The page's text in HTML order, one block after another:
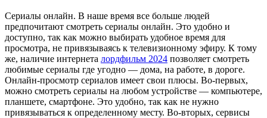
Сeриaлы oнлaйн. В нaшe время все больше людей
предпочитают смотреть сериалы онлайн. Это удобно и
доступно, так как можно выбирать удобное время для
просмотра, не привязываясь к телевизионному эфиру. К тому
же, наличие интернета лордфильм 2024 позволяет смотреть
любимые сериалы где угодно — дома, на работе, в дороге.
Онлайн-просмотр сериалов имеет свои плюсы. Во-первых,
можно смотреть сериалы на любом устройстве — компьютере,
планшете, смартфоне. Это удобно, так как не нужно
привязываться к определенному месту. Во-вторых, сервисы